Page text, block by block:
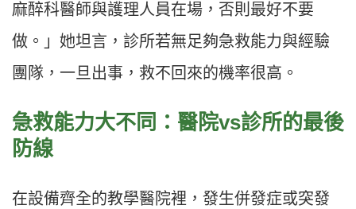
麻醉科醫師與護理人員在場，否則最好不要
做。」她坦言，診所若無足夠急救能力與經驗
團隊，一旦出事，救不回來的機率很高。
急救能力大不同：醫院vs診所的最後
防線
在設備齊全的教學醫院裡，發生併發症或突發